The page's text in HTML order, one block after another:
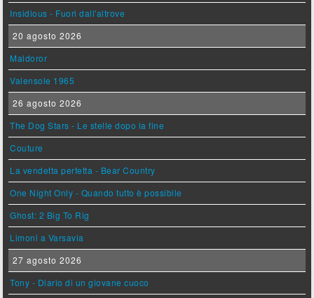
Insidious - Fuori dall'altrove
20 agosto 2026
Maldoror
Valensole 1965
26 agosto 2026
The Dog Stars - Le stelle dopo la fine
Couture
La vendetta perfetta - Bear Country
One Night Only - Quando tutto è possibile
Ghost: 2 Big To Rig
Limoni a Varsavia
27 agosto 2026
Tony - Diario di un giovane cuoco